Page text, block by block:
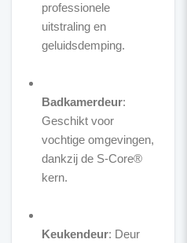
professionele
uitstraling en
geluidsdemping.
Badkamerdeur:
Geschikt voor
vochtige omgevingen,
dankzij de S-Core®
kern.
Keukendeur: Deur